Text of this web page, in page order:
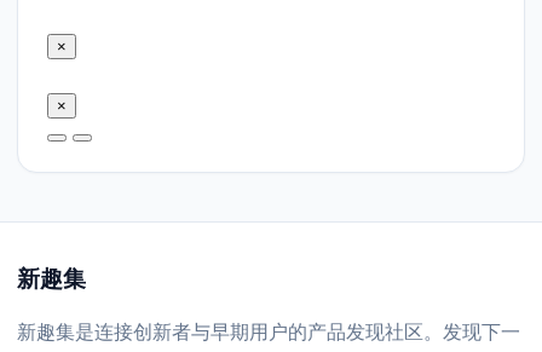
×
×
新趣集
新趣集是连接创新者与早期用户的产品发现社区。发现下一